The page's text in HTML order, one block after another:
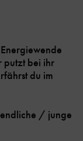
putzt bei ihr
du im
/ junge